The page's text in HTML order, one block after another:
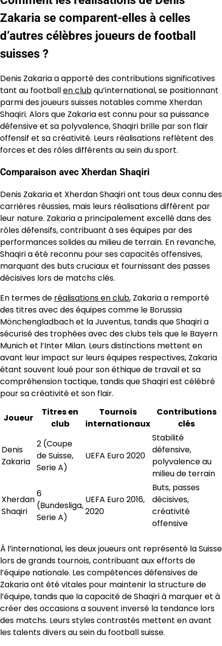
Zakaria se comparent-elles à celles
d’autres célèbres joueurs de football
suisses ?
Denis Zakaria a apporté des contributions significatives
tant au footballen clubqu’international, se positionnant
parmi des joueurs suisses notables comme Xherdan
Shaqiri. Alors que Zakaria est connu pour sa puissance
défensive et sa polyvalence, Shaqiri brille par son flair
offensif et sa créativité. Leurs réalisations reflètent des
forces et des rôles différents au sein du sport.
Comparaison avec Xherdan Shaqiri
Denis Zakaria et Xherdan Shaqiri ont tous deux connu des
carrières réussies, mais leurs réalisations diffèrent par
leur nature. Zakaria a principalement excellé dans des
rôles défensifs, contribuant à ses équipes par des
performances solides au milieu de terrain. En revanche,
Shaqiri a été reconnu pour ses capacités offensives,
marquant des buts cruciaux et fournissant des passes
décisives lors de matchs clés.
En termes de réalisations en club, Zakaria a remporté
des titres avec des équipes comme le Borussia
Mönchengladbach et la Juventus, tandis que Shaqiri a
sécurisé des trophées avec des clubs tels que le Bayern
Munich et l’Inter Milan. Leurs distinctions mettent en
avant leur impact sur leurs équipes respectives, Zakaria
étant souvent loué pour son éthique de travail et sa
compréhension tactique, tandis que Shaqiri est célébré
pour sa créativité et son flair.
Joueur
Titres en
club
Tournois
internationaux
Contributions
clés
Denis
Zakaria
2 (Coupe
de Suisse,
Serie A)
UEFA Euro 2020
Stabilité
défensive,
polyvalence au
milieu de terrain
Xherdan
Shaqiri
6
(Bundesliga,
Serie A)
UEFA Euro 2016,
2020
Buts, passes
décisives,
créativité
offensive
À l’international, les deux joueurs ont représenté la Suisse
lors de grands tournois, contribuant aux efforts de
l’équipe nationale. Les compétences défensives de
Zakaria ont été vitales pour maintenir la structure de
l’équipe, tandis que la capacité de Shaqiri à marquer et à
créer des occasions a souvent inversé la tendance lors
des matchs. Leurs styles contrastés mettent en avant
les talents divers au sein du football suisse.